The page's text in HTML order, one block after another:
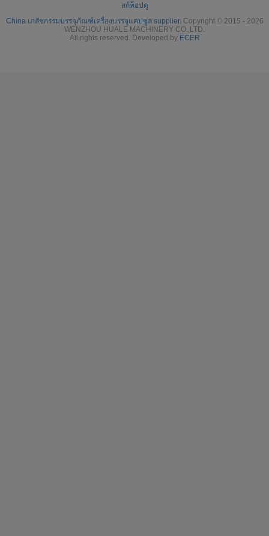
สก์ท็อปดู
China เภสัชกรรมบรรจุภัณฑ์เครื่องบรรจุแคปซูล supplier. Copyright © 2015 - 2026
WENZHOU HUALE MACHINERY CO.,LTD.
All rights reserved. Developed by ECER